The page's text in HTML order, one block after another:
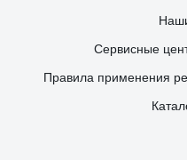
Сервисные
Правила применения